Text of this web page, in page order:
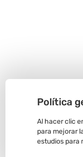
Política
Al hacer clic
para mejorar
estudios para